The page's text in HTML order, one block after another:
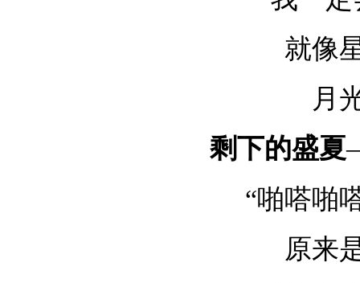
就像
月
剩下的盛夏
“啪嗒啪
原来